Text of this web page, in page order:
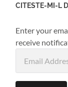
CITESTE-MI-L
Enter your
receive
Address